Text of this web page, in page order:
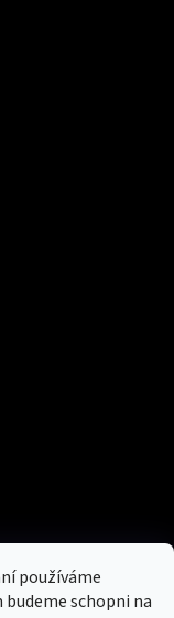
používáme
schopni na